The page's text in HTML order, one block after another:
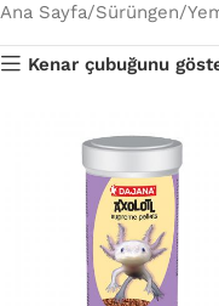
Ana Sayfa Sürüngen
Kenar çubuğunu